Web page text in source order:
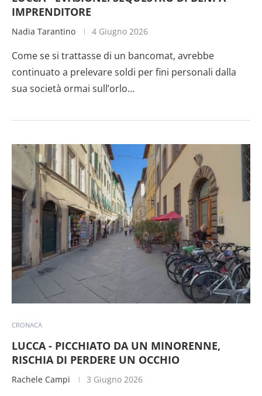
IMPRENDITORE
Nadia Tarantino 4 Giugno 2026
Come se si trattasse di un bancomat, avrebbe
continuato a prelevare soldi per fini personali dalla
sua società ormai sull’orlo…
CRONACA
LUCCA - PICCHIATO DA UN MINORENNE,
RISCHIA DI PERDERE UN OCCHIO
Rachele Campi 3 Giugno 2026